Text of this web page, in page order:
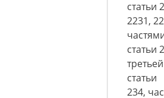
статьи
2231,
статьи
статьи
234,